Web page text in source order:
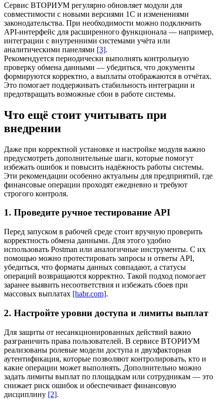
Сервис ВТОРИУМ регулярно обновляет модули для
совместимости с новыми версиями 1С и изменениями
законодательства. При необходимости можно подключить
API‑интерфейс для расширенного функционала — например,
интеграции с внутренними системами учёта или
аналитическими панелями [3].
Рекомендуется периодически выполнять контрольную
проверку обмена данными — убедиться, что документы
формируются корректно, а выплаты отображаются в отчётах.
Это помогает поддерживать стабильность интеграции и
предотвращать возможные сбои в работе системы.
Что ещё стоит учитывать при
внедрении
Даже при корректной установке и настройке модуля важно
предусмотреть дополнительные шаги, которые помогут
избежать ошибок и повысить надёжность работы системы.
Эти рекомендации особенно актуальны для предприятий, где
финансовые операции проходят ежедневно и требуют
строгого контроля.
1. Проведите ручное тестирование API
Перед запуском в рабочей среде стоит вручную проверить
корректность обмена данными. Для этого удобно
использовать Postman или аналогичные инструменты. С их
помощью можно протестировать запросы и ответы API,
убедиться, что форматы данных совпадают, а статусы
операций возвращаются корректно. Такой подход помогает
заранее выявить несоответствия и избежать сбоев при
массовых выплатах [habr.com].
2. Настройте уровни доступа и лимиты выплат
Для защиты от несанкционированных действий важно
разграничить права пользователей. В сервисе ВТОРИУМ
реализованы ролевые модели доступа и двухфакторная
аутентификация, которые позволяют контролировать, кто и
какие операции может выполнять. Дополнительно можно
задать лимиты выплат по площадкам или сотрудникам — это
снижает риск ошибок и обеспечивает финансовую
дисциплину [2].